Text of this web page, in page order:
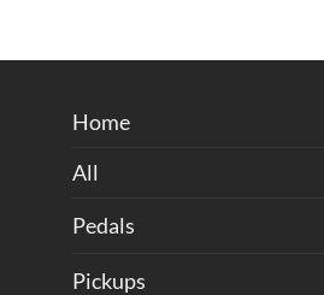
Home
All
Pedals
Pickups